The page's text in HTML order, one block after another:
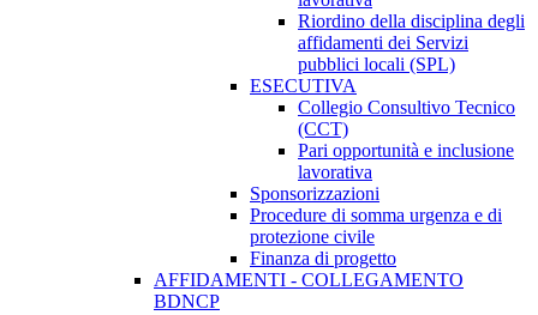
Riordino della disciplina degli
affidamenti dei Servizi
pubblici locali (SPL)
ESECUTIVA
Collegio Consultivo Tecnico
(CCT)
Pari opportunità e inclusione
lavorativa
Sponsorizzazioni
Procedure di somma urgenza e di
protezione civile
Finanza di progetto
AFFIDAMENTI - COLLEGAMENTO
BDNCP